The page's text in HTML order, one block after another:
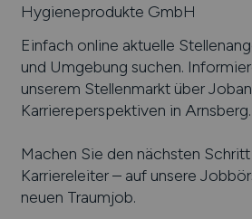
Hygieneprodukte GmbH
Einfach online aktuelle
und Umgebung suchen.
unserem Stellenmarkt über
Karriereperspektiven in Arnsberg.
Machen Sie den nächsten
Karriereleiter – auf unsere
neuen Traumjob.